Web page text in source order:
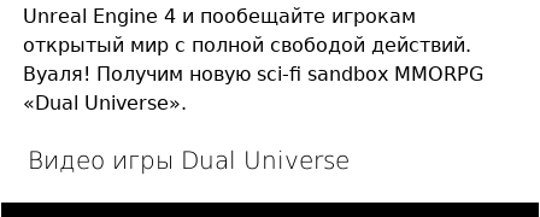
Unreal Engine 4 и пообещайте игрокам
открытый мир с полной свободой действий.
Вуаля! Получим новую sci-fi sandbox MMORPG
«Dual Universe».
Видео игры Dual Universe